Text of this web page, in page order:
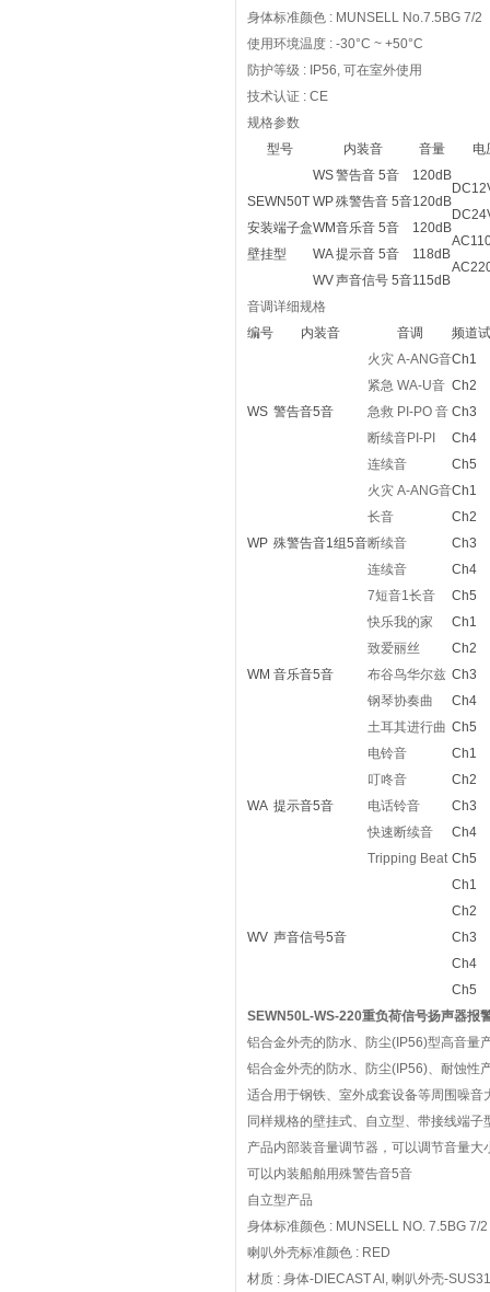
身体标准颜色 : MUNSELL No.7.5BG 7/2
使用环境温度 : -30°C ~ +50°C
防护等级 : IP56, 可在室外使用
技术认证 : CE
规格参数
型号
内装音 音量 电
SEWN50T
安装端子盒
壁挂型
WS警告音 5音
120dB
WP殊警告音 5音120dB
WM音乐音 5音
120dB
WA提示音 5音
118dB
WV声音信号 5音115dB
音调详细规格
编号
内装音 音调 频道
WS 警告音5音
火灾 A-ANG音
紧急 WA-U音
急救 PI-PO 音
断续音PI-PI
连续音
Ch1
Ch2
Ch3
Ch4
Ch5
WP 殊警告音1组5音
火灾 A-ANG音
长音
断续音
连续音
7短音1长音
Ch1
Ch2
Ch3
Ch4
Ch5
WM 音乐音5音
快乐我的家
致爱丽丝
布谷鸟华尔兹
钢琴协奏曲
土耳其进行曲
Ch1
Ch2
Ch3
Ch4
Ch5
WA 提示音5音
电铃音
叮咚音
电话铃音
快速断续音
Tripping Beat
Ch1
Ch2
Ch3
Ch4
Ch5
WV 声音信号5音
Ch1
Ch2
Ch3
Ch4
Ch5
SEWN50L-WS-220重负荷信号扬声器报
铝合金外壳的防水、防尘(IP56)型高音量
铝合金外壳的防水、防尘(IP56)、耐蚀性
适合用于钢铁、室外成套设备等周围噪
同样规格的壁挂式、自立型、带接线端
产品内部装音量调节器，可以调节音量大
可以内装船舶用殊警告音5音
自立型产品
身体标准颜色 : MUNSELL NO. 7.5BG 7/2
喇叭外壳标准颜色 : RED
材质 : 身体-DIECAST Al, 喇叭外壳-